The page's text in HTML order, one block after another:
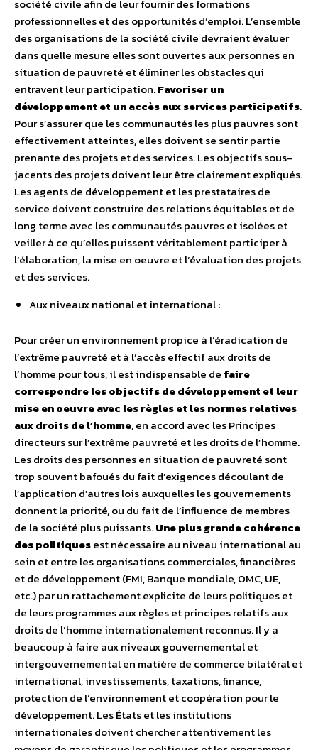
société civile afin de leur fournir des formations
professionnelles et des opportunités d’emploi. L’ensemble
des organisations de la société civile devraient évaluer
dans quelle mesure elles sont ouvertes aux personnes en
situation de pauvreté et éliminer les obstacles qui
entravent leur participation.Favoriser un
développement et un accès aux services participatifs.
Pour s’assurer que les communautés les plus pauvres sont
effectivement atteintes, elles doivent se sentir partie
prenante des projets et des services. Les objectifs sous-
jacents des projets doivent leur être clairement expliqués.
Les agents de développement et les prestataires de
service doivent construire des relations équitables et de
long terme avec les communautés pauvres et isolées et
veiller à ce qu’elles puissent véritablement participer à
l’élaboration, la mise en oeuvre et l’évaluation des projets
et des services.
Aux niveaux national et international :
Pour créer un environnement propice à l’éradication de
l’extrême pauvreté et à l’accès effectif aux droits de
l’homme pour tous, il est indispensable de faire
correspondre les objectifs de développement et leur
mise en oeuvre avec les règles et les normes relatives
aux droits de l’homme, en accord avec les Principes
directeurs sur l’extrême pauvreté et les droits de l’homme.
Les droits des personnes en situation de pauvreté sont
trop souvent bafoués du fait d’exigences découlant de
l’application d’autres lois auxquelles les gouvernements
donnent la priorité, ou du fait de l’influence de membres
de la société plus puissants.Une plus grande cohérence
des politiquesest nécessaire au niveau international au
sein et entre les organisations commerciales, financières
et de développement (FMI, Banque mondiale, OMC, UE,
etc.) par un rattachement explicite de leurs politiques et
de leurs programmes aux règles et principes relatifs aux
droits de l’homme internationalement reconnus. Il y a
beaucoup à faire aux niveaux gouvernemental et
intergouvernemental en matière de commerce bilatéral et
international, investissements, taxations, finance,
protection de l’environnement et coopération pour le
développement. Les États et les institutions
internationales doivent chercher attentivement les